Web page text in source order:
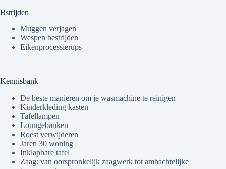
Bstrijden
Muggen verjagen
Wespen bestrijden
Eikenprocessierups
Kennisbank
De beste manieren om je wasmachine te reinigen
Kinderkleding kasten
Tafellampen
Loungebanken
Roest verwijderen
Jaren 30 woning
Inklapbare tafel
Zaag: van oorspronkelijk zaagwerk tot ambachtelijke